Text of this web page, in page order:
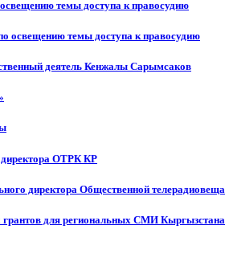
освещению темы доступа к правосудию
освещению темы доступа к правосудию
деятель Кенжалы Сарымсаков
директора ОТРК КР
директора Общественной
грантов для региональных СМИ Кыргызстана